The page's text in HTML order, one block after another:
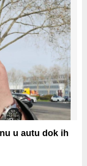
u autu dok ih